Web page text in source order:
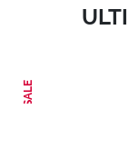
SALE